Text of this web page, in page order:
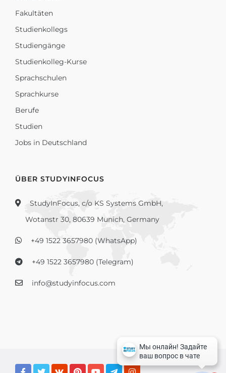
Fakultäten
Studienkollegs
Studiengänge
Studienkolleg-Kurse
Sprachschulen
Sprachkurse
Berufe
Studien
Jobs in Deutschland
ÜBER STUDYINFOCUS
StudyInFocus, c/o KS Systems GmbH,
Wotanstr 30, 80639 Munich, Germany
+49 1522 3657980 (WhatsApp)
+49 1522 3657980 (Telegram)
info@studyinfocus.com